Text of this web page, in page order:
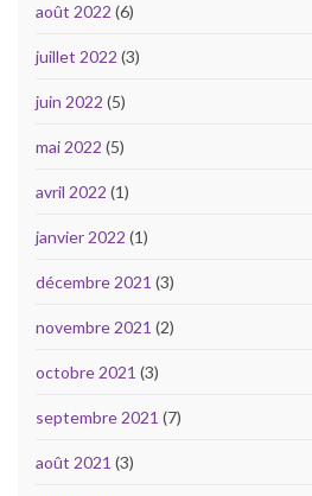
août 2022 (6)
juillet 2022 (3)
juin 2022 (5)
mai 2022 (5)
avril 2022 (1)
janvier 2022 (1)
décembre 2021 (3)
novembre 2021 (2)
octobre 2021 (3)
septembre 2021 (7)
août 2021 (3)